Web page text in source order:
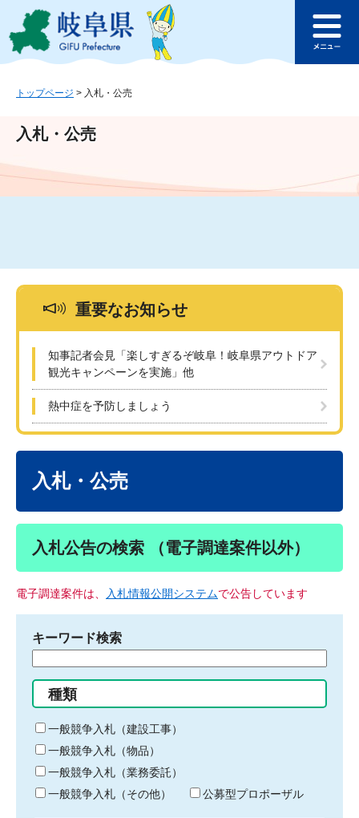
ジ
ュ
文
このページの本文へ
ュ
トップページ > 入札・公売
入札・公売
重要なお知らせ
知事記者会見「楽しすぎるぞ岐阜！岐阜県アウトドア
観光キャンペーンを実施」他
熱中症を予防しましょう
入札・公売
入札公告の検索 （電子調達案件以外）
電子調達案件は、 入札情報公開システムで公告しています
キーワード検索
る
キ
ー
ワ
ー
ド
種類
一般競争入札（建設工事）
一般競争入札（物品）
一般競争入札（業務委託）
一般競争入札（その他）
公募型プロポーザル